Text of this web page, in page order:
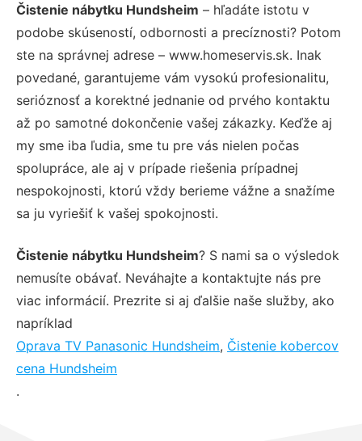
Čistenie nábytku Hundsheim – hľadáte istotu v
podobe skúseností, odbornosti a precíznosti? Potom
ste na správnej adrese – www.homeservis.sk. Inak
povedané, garantujeme vám vysokú profesionalitu,
serióznosť a korektné jednanie od prvého kontaktu
až po samotné dokončenie vašej zákazky. Keďže aj
my sme iba ľudia, sme tu pre vás nielen počas
spolupráce, ale aj v prípade riešenia prípadnej
nespokojnosti, ktorú vždy berieme vážne a snažíme
sa ju vyriešiť k vašej spokojnosti.
Čistenie nábytku Hundsheim? S nami sa o výsledok
nemusíte obávať. Neváhajte a kontaktujte nás pre
viac informácií. Prezrite si aj ďalšie naše služby, ako
napríklad
Oprava TV Panasonic Hundsheim, Čistenie kobercov
cena Hundsheim
.